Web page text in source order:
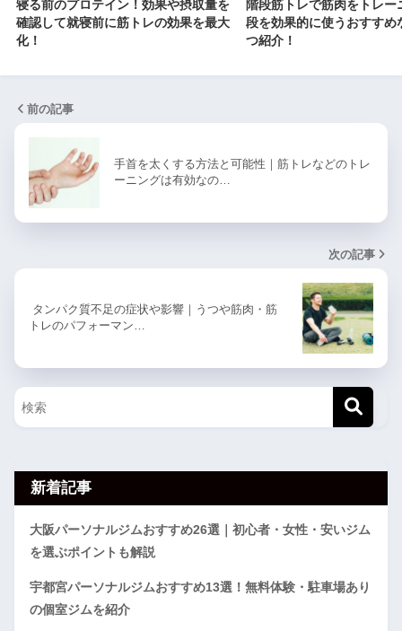
寝る前のプロテイン！効果や摂取量を
確認して就寝前に筋トレの効果を最大
化！
階段筋トレで筋肉をトレー
段を効果的に使うおすすめ
つ紹介！
前の記事
手首を太くする方法と可能性｜筋トレなどのトレ
ーニングは有効なの…
次の記事
タンパク質不足の症状や影響｜うつや筋肉・筋
トレのパフォーマン…
新着記事
大阪パーソナルジムおすすめ26選｜初心者・女性・安いジム
を選ぶポイントも解説
宇都宮パーソナルジムおすすめ13選！無料体験・駐車場あり
の個室ジムを紹介